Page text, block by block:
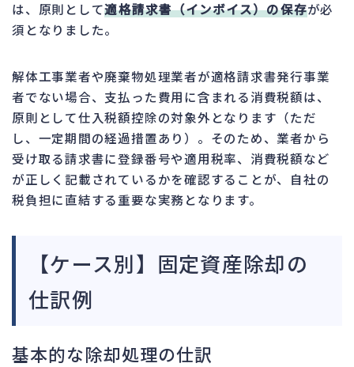
は、原則として適格請求書（インボイス）の保存が必
須となりました。
解体工事業者や廃棄物処理業者が適格請求書発行事業
者でない場合、支払った費用に含まれる消費税額は、
原則として仕入税額控除の対象外となります（ただ
し、一定期間の経過措置あり）。そのため、業者から
受け取る請求書に登録番号や適用税率、消費税額など
が正しく記載されているかを確認することが、自社の
税負担に直結する重要な実務となります。
【ケース別】固定資産除却の
仕訳例
基本的な除却処理の仕訳